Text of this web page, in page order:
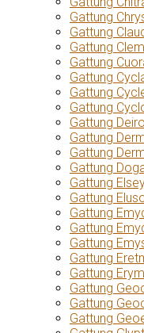
Gattung
Gattung
Gattung
Gattung
Gattung
Gattung
Gattung
Gattung
Gattung
Gattung
Gattung
Gattung
Gattung
Gattung
Gattung
Gattung
Gattung
Gattung
Gattung
Gattung
Gattung